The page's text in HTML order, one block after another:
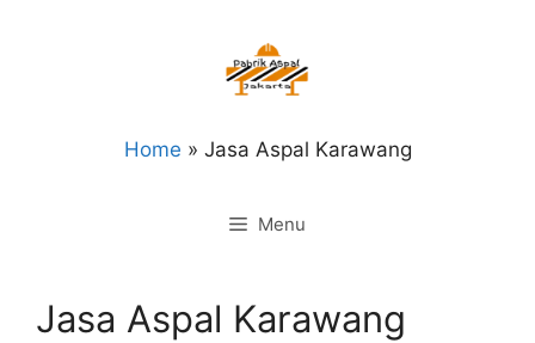
Home » Jasa Aspal Karawang
Menu
Jasa Aspal Karawang